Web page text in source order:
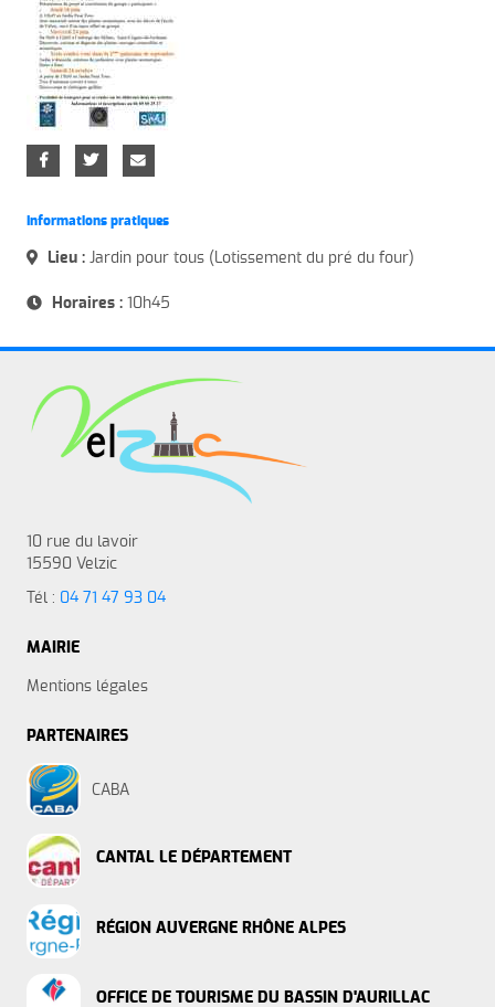
Informations pratiques
Lieu : Jardin pour tous (Lotissement du pré du four)
Horaires : 10h45
10 rue du lavoir
15590 Velzic
Tél : 04 71 47 93 04
MAIRIE
Mentions légales
PARTENAIRES
CABA
CANTAL LE DÉPARTEMENT
RÉGION AUVERGNE RHÔNE ALPES
OFFICE DE TOURISME DU BASSIN D'AURILLAC